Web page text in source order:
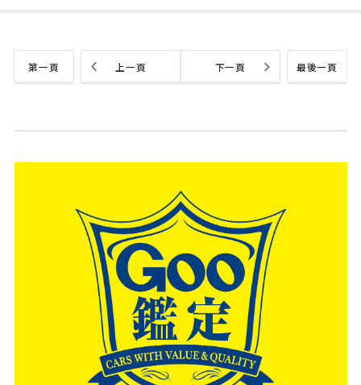
第一頁 最後一頁
上一頁 下一頁